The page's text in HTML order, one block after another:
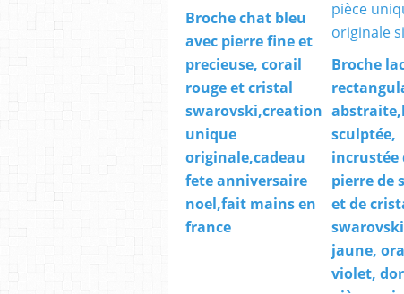
Broche chat bleu
avec pierre fine et
precieuse, corail
rouge et cristal
swarovski,creation
unique
originale,cadeau
fete anniversaire
noel,fait mains en
france
Broche
sculptée,
incrustée
pierre de
et de
jaune,
violet,